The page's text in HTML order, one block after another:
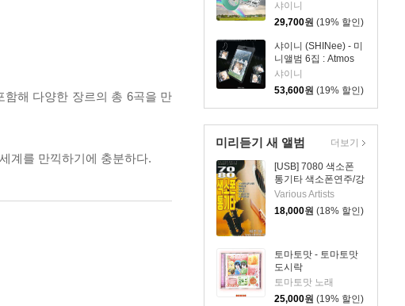
[Weather Rock Ver.]
(스마트앨범) [ONEW
ver.]
샤이니
29,700원 (19% 할인)
샤이니 (SHINee) - 미
니앨범 6집 : Atmos
[SMInI Ver.](스마트앨
범) [4종 SET]
샤이니
53,600원 (19% 할인)
미리듣기 새 앨범
[USB] 7080 색소폰
통기타 색소폰연주/강
승용
Various Artists
18,000원 (18% 할인)
토마토맛 - 토마토맛
도시락
토마토맛 노래
25,000원 (19% 할인)
더보기
함해 다양한 장르의 총 6곡을 만
계를 만끽하기에 충분하다.